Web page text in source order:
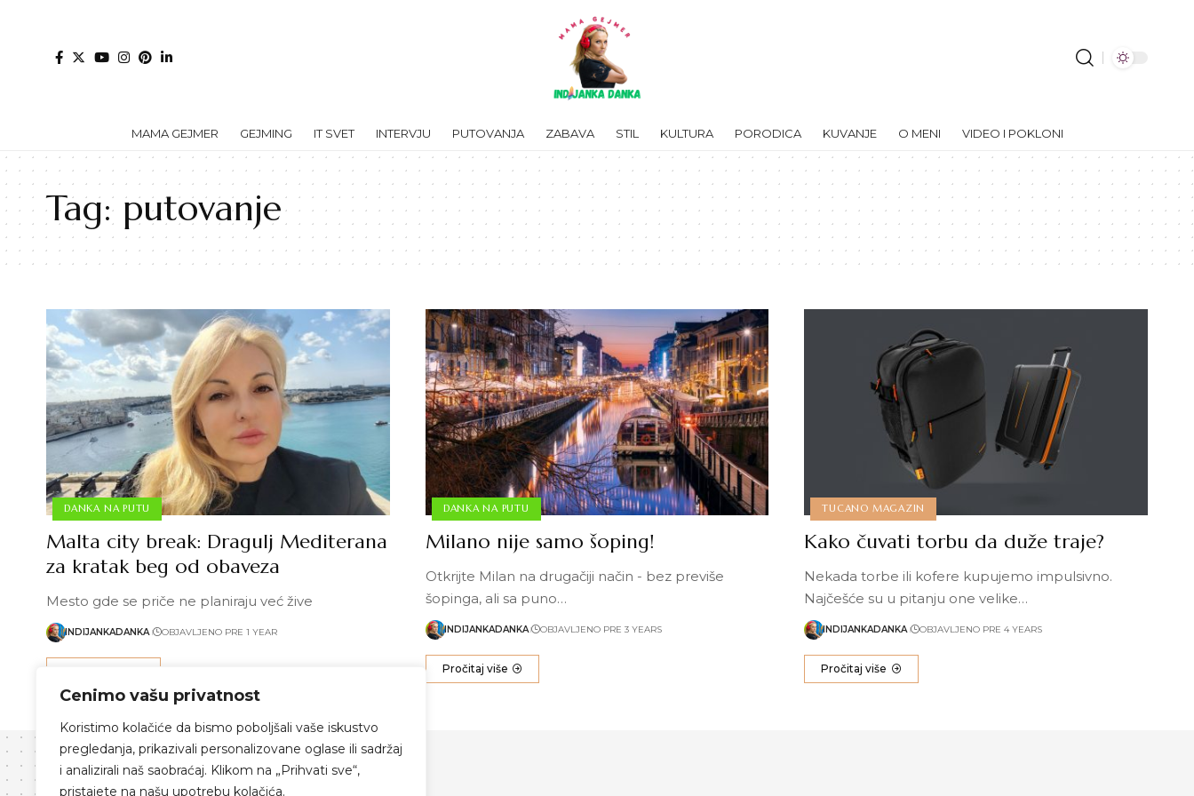
Cenimo vašu privatnost
Koristimo kolačiće da bismo poboljšali vaše iskustvo
pregledanja, prikazivali personalizovane oglase ili sadržaj
i analizirali naš saobraćaj. Klikom na „Prihvati sve“,
pristajete na našu upotrebu kolačića.
MAMA GEJMER GEJMING IT SVET INTERVJU PUTOVANJA ZABAVA STIL KULTURA PORODICA KUVANJE O MENI VIDEO I POKLONI
Tag: putovanje
DANKA NA PUTU
Malta city break: Dragulj Mediterana
za kratak beg od obaveza
Mesto gde se priče ne planiraju već žive
INDIJANKADANKA OBJAVLJENO PRE 1 YEAR
DANKA NA PUTU
Milano nije samo šoping!
Otkrijte Milan na drugačiji način - bez previše
šopinga, ali sa puno…
INDIJANKADANKA OBJAVLJENO PRE 3 YEARS
Pročitaj više
TUCANO MAGAZIN
Kako čuvati torbu da duže traje?
Nekada torbe ili kofere kupujemo impulsivno.
Najčešće su u pitanju one velike…
INDIJANKADANKA OBJAVLJENO PRE 4 YEARS
Pročitaj više